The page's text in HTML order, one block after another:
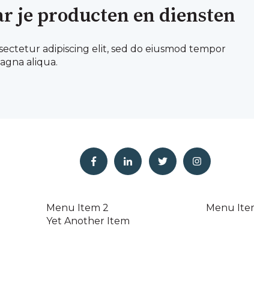
je producten en diensten
adipiscing elit, sed do eiusmod tempor
aliqua.
Menu Item 2
Yet Another Item
Menu